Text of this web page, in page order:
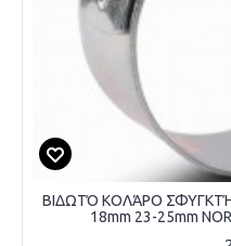
ΒΙΔΩΤΌ ΚΟΛΆΡΟ
18mm 23-25mm